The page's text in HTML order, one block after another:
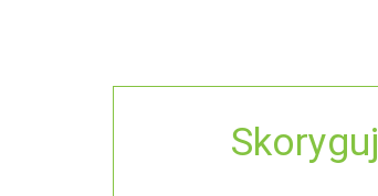
Skoryguj